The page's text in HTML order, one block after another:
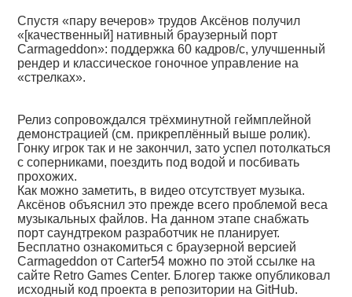
Спустя «пару вечеров» трудов Аксёнов получил
«[качественный] нативный браузерный порт
Carmageddon»: поддержка 60 кадров/с, улучшенный
рендер и классическое гоночное управление на
«стрелках».
Релиз сопровождался трёхминутной геймплейной
демонстрацией (см. прикреплённый выше ролик).
Гонку игрок так и не закончил, зато успел потолкаться
с соперниками, поездить под водой и посбивать
прохожих.
Как можно заметить, в видео отсутствует музыка.
Аксёнов объяснил это прежде всего проблемой веса
музыкальных файлов. На данном этапе снабжать
порт саундтреком разработчик не планирует.
Бесплатно ознакомиться с браузерной версией
Carmageddon от Carter54 можно по этой ссылке на
сайте Retro Games Center. Блогер также опубликовал
исходный код проекта в репозитории на GitHub.